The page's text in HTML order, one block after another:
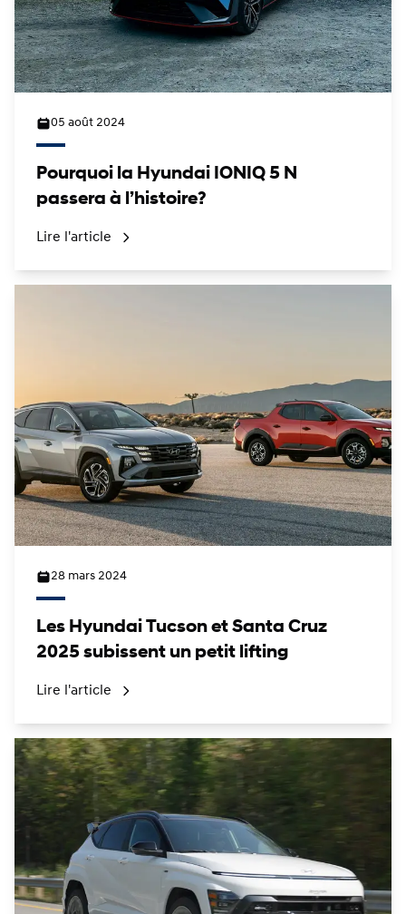
05 août 2024
Pourquoi la Hyundai IONIQ 5 N
passera à l’histoire?
Lire l'article
28 mars 2024
Les Hyundai Tucson et Santa Cruz
2025 subissent un petit lifting
Lire l'article